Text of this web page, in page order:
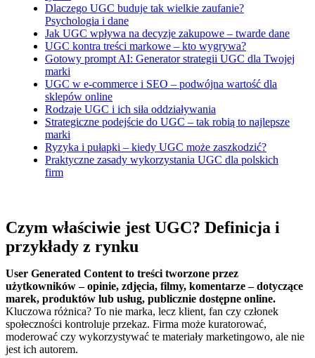
Dlaczego UGC buduje tak wielkie zaufanie?
Psychologia i dane
Jak UGC wpływa na decyzje zakupowe – twarde dane
UGC kontra treści markowe – kto wygrywa?
Gotowy prompt AI: Generator strategii UGC dla Twojej
marki
UGC w e-commerce i SEO – podwójna wartość dla
sklepów online
Rodzaje UGC i ich siła oddziaływania
Strategiczne podejście do UGC – tak robią to najlepsze
marki
Ryzyka i pułapki – kiedy UGC może zaszkodzić?
Praktyczne zasady wykorzystania UGC dla polskich
firm
Czym właściwie jest UGC? Definicja i
przykłady z rynku
User Generated Content to treści tworzone przez
użytkowników – opinie, zdjęcia, filmy, komentarze – dotyczące
marek, produktów lub usług, publicznie dostępne online.
Kluczowa różnica? To nie marka, lecz klient, fan czy członek
społeczności kontroluje przekaz. Firma może kuratorować,
moderować czy wykorzystywać te materiały marketingowo, ale nie
jest ich autorem.